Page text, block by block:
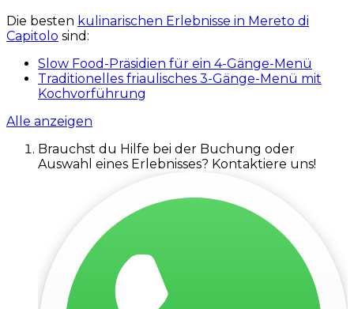
Die besten kulinarischen Erlebnisse in Mereto di
Capitolo sind:
Slow Food-Präsidien für ein 4-Gänge-Menü
Traditionelles friaulisches 3-Gänge-Menü mit
Kochvorführung
Alle anzeigen
Brauchst du Hilfe bei der Buchung oder
Auswahl eines Erlebnisses? Kontaktiere uns!